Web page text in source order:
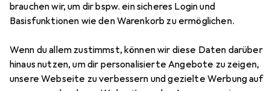
brauchen wir, um dir bspw. ein sicheres Login und
Basisfunktionen wie den Warenkorb zu ermöglichen.
Wenn du allem zustimmst, können wir diese Daten darüber
hinaus nutzen, um dir personalisierte Angebote zu zeigen,
unsere Webseite zu verbessern und gezielte Werbung auf
Zubehör für Relaxdays Archer
Hier findest du passendes Zubehör zum Produkt